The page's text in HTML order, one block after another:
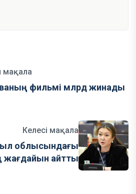
мақала
фильмі млрд жинады
Келесі мақала
облысындағы
жағдайын айтты